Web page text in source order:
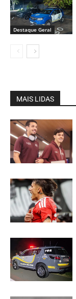
Destaque Geral
MAIS LIDAS